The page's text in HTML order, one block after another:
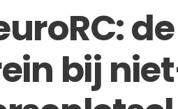
bij